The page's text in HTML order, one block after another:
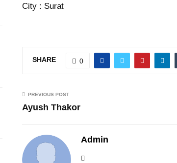
City : Surat
SHARE 0
PREVIOUS POST
Ayush Thakor
Admin